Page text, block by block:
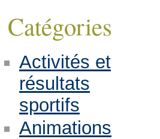
Catégories
Activités et
résultats
sportifs
Animations